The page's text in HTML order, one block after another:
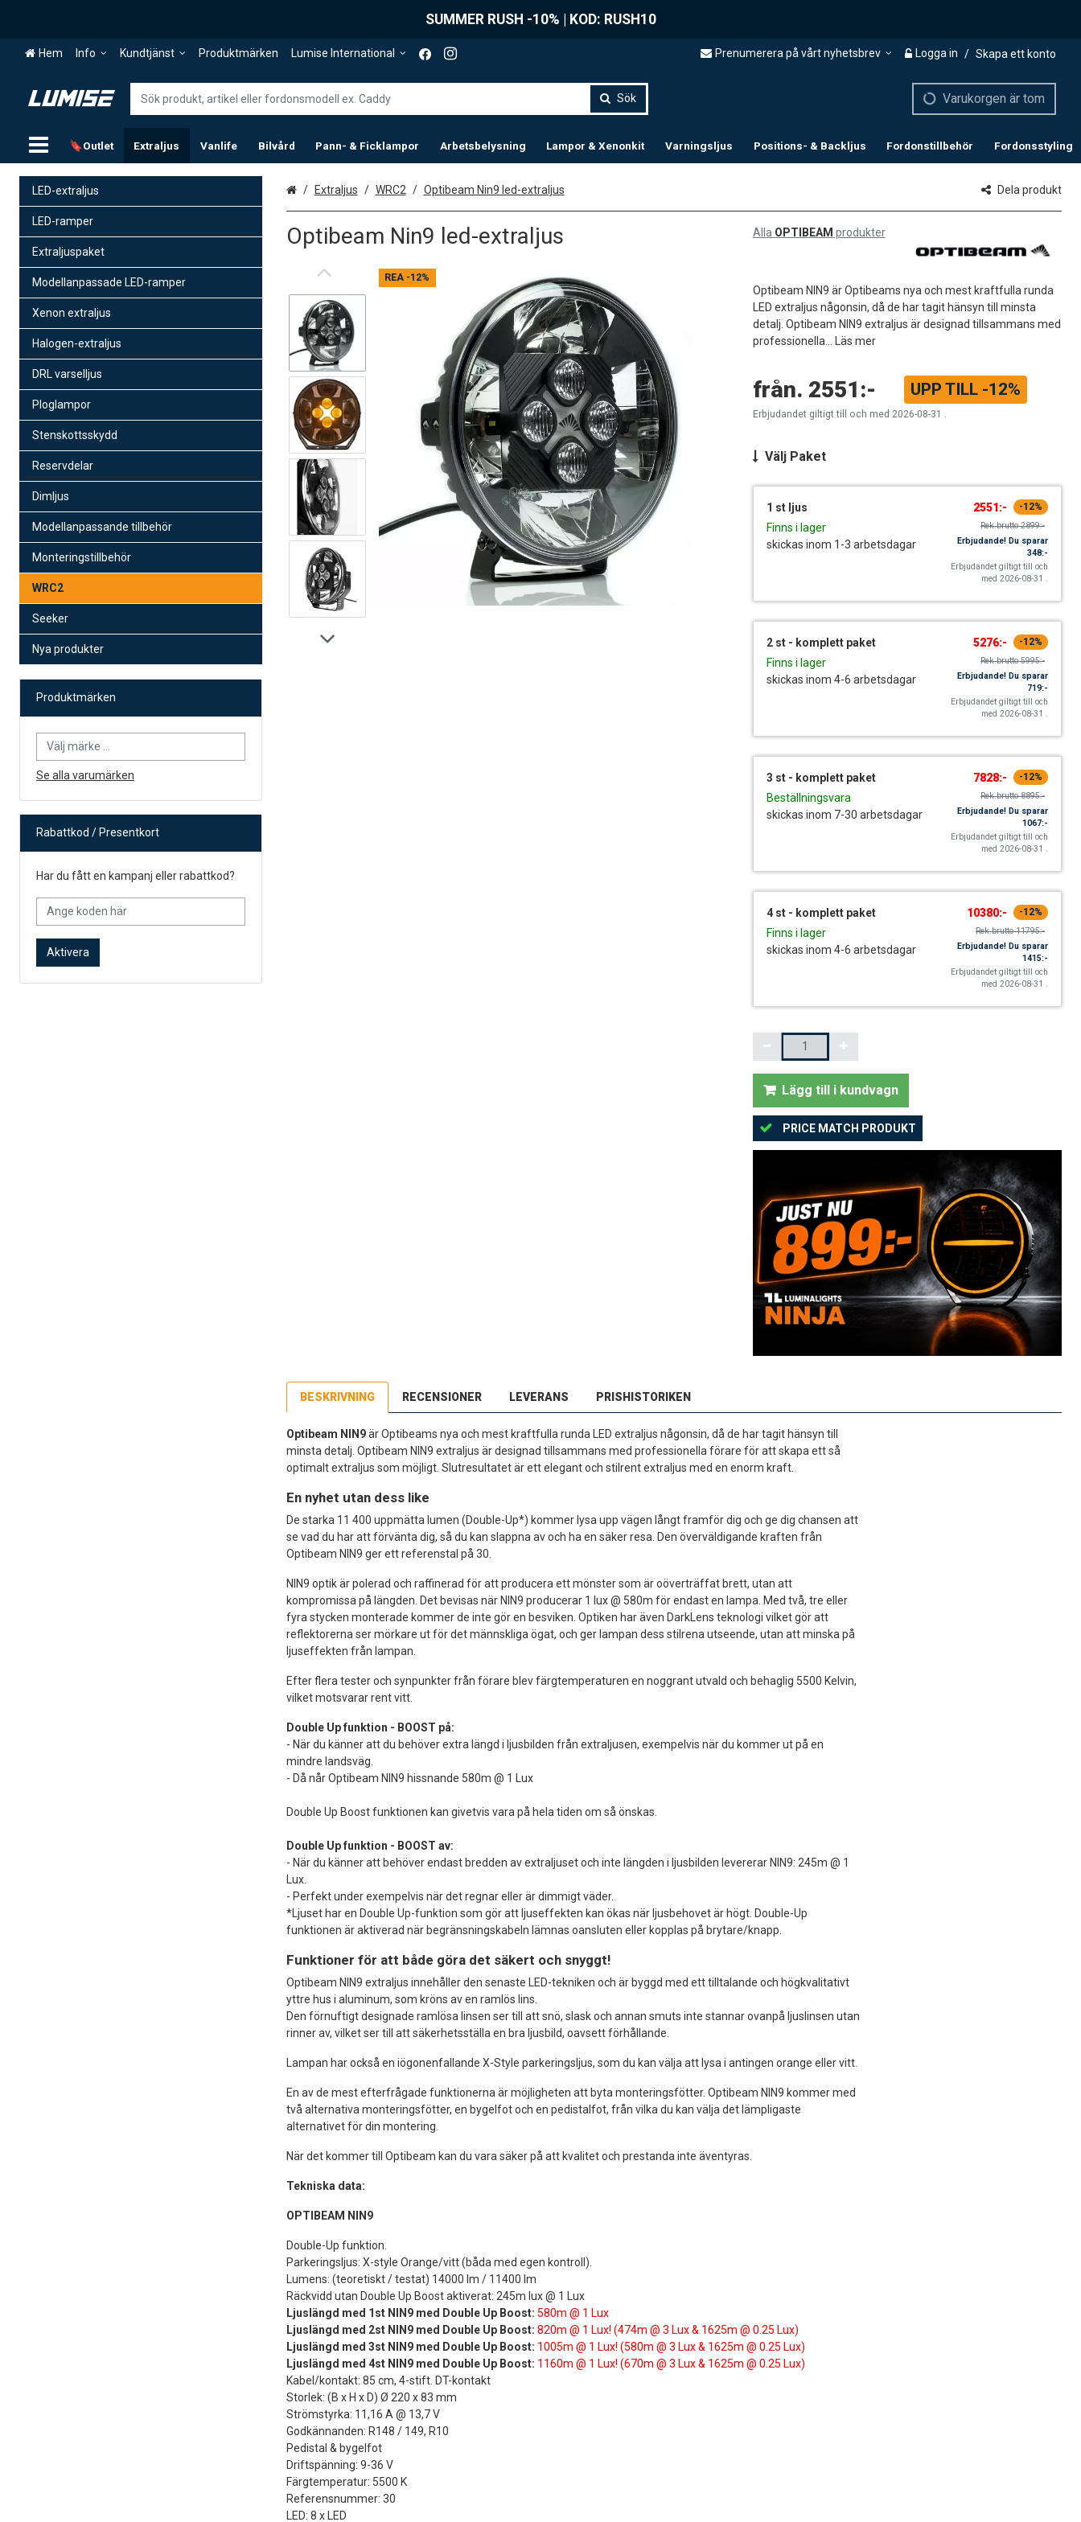
SUMMER RUSH -10% | KOD: RUSH10
Hem Info Kundtjänst Produktmärken Lumise International Prenumerera på vårt nyhetsbrev Logga in / Skapa ett konto
Sök Varukorgen är tom
🔖Outlet Extraljus Vanlife Bilvård Pann- & Ficklampor Arbetsbelysning Lampor & Xenonkit Varningsljus Positions- & Backljus Fordonstillbehör Fordonsstyling
LED-extraljus
LED-ramper
Extraljuspaket
Modellanpassade LED-ramper
Xenon extraljus
Halogen-extraljus
DRL varselljus
Ploglampor
Stenskottsskydd
Reservdelar
Dimljus
Modellanpassande tillbehör
Monteringstillbehör
WRC2
Seeker
Nya produkter
Produktmärken
Se alla varumärken
Rabattkod / Presentkort
Har du fått en kampanj eller rabattkod?
Aktivera
Dela produkt
HemExtraljus WRC2 Optibeam Nin9 led-extraljus
Optibeam Nin9 led-extraljus
REA -12%
Alla OPTIBEAM produkter
Optibeam NIN9 är Optibeams nya och mest kraftfulla runda
LED extraljus någonsin, då de har tagit hänsyn till minsta
detalj. Optibeam NIN9 extraljus är designad tillsammans med
professionella... Läs mer
UPP TILL -12%
Erbjudandet giltigt till och med 2026-08-31 .
Välj Paket
2551:- -12%
Rek.brutto 2899:-
Erbjudande! Du sparar
348:-
Erbjudandet giltigt till och
med 2026-08-31 .
1 st ljus
Finns i lager
skickas inom 1-3 arbetsdagar
5276:- -12%
Rek.brutto 5995:-
Erbjudande! Du sparar
719:-
Erbjudandet giltigt till och
med 2026-08-31 .
2 st - komplett paket
Finns i lager
skickas inom 4-6 arbetsdagar
7828:- -12%
Rek.brutto 8895:-
Erbjudande! Du sparar
1067:-
Erbjudandet giltigt till och
med 2026-08-31 .
3 st - komplett paket
Beställningsvara
skickas inom 7-30 arbetsdagar
10380:- -12%
Rek.brutto 11795:-
Erbjudande! Du sparar
1415:-
Erbjudandet giltigt till och
med 2026-08-31 .
4 st - komplett paket
Finns i lager
skickas inom 4-6 arbetsdagar
Mängd
Lägg till i kundvagn
PRICE MATCH PRODUKT
BESKRIVNING RECENSIONER LEVERANS PRISHISTORIKEN
Optibeam NIN9är Optibeams nya och mest kraftfulla runda LED extraljus någonsin, då de har tagit hänsyn till
minsta detalj. Optibeam NIN9 extraljus är designad tillsammans med professionella förare för att skapa ett så
optimalt extraljus som möjligt. Slutresultatet är ett elegant och stilrent extraljus med en enorm kraft.
En nyhet utan dess like
De starka 11 400 uppmätta lumen (Double-Up*) kommer lysa upp vägen långt framför dig och ge dig chansen att
se vad du har att förvänta dig, så du kan slappna av och ha en säker resa. Den överväldigande kraften från
Optibeam NIN9 ger ett referenstal på 30.
NIN9 optik är polerad och raffinerad för att producera ett mönster som är oöverträffat brett, utan att
kompromissa på längden. Det bevisas när NIN9 producerar 1 lux @ 580m för endast en lampa. Med två, tre eller
fyra stycken monterade kommer de inte gör en besviken. Optiken har även DarkLens teknologi vilket gör att
reflektorerna ser mörkare ut för det männskliga ögat, och ger lampan dess stilrena utseende, utan att minska på
ljuseffekten från lampan.
Efter flera tester och synpunkter från förare blev färgtemperaturen en noggrant utvald och behaglig 5500 Kelvin,
vilket motsvarar rent vitt.
Double Up funktion - BOOST på:
- När du känner att du behöver extra längd i ljusbilden från extraljusen, exempelvis när du kommer ut på en
mindre landsväg.
- Då når Optibeam NIN9 hissnande 580m @ 1 Lux
Double Up Boost funktionen kan givetvis vara på hela tiden om så önskas.
Double Up funktion - BOOST av:
- När du känner att behöver endast bredden av extraljuset och inte längden i ljusbilden levererar NIN9: 245m @ 1
Lux.
- Perfekt under exempelvis när det regnar eller är dimmigt väder.
*Ljuset har en Double Up-funktion som gör att ljuseffekten kan ökas när ljusbehovet är högt. Double-Up
funktionen är aktiverad när begränsningskabeln lämnas oansluten eller kopplas på brytare/knapp.
Funktioner för att både göra det säkert och snyggt!
Optibeam NIN9 extraljus innehåller den senaste LED-tekniken och är byggd med ett tilltalande och högkvalitativt
yttre hus i aluminum, som kröns av en ramlös lins.
Den förnuftigt designade ramlösa linsen ser till att snö, slask och annan smuts inte stannar ovanpå ljuslinsen utan
rinner av, vilket ser till att säkerhetsställa en bra ljusbild, oavsett förhållande.
Lampan har också en iögonenfallande X-Style parkeringsljus, som du kan välja att lysa i antingen orange eller vitt.
En av de mest efterfrågade funktionerna är möjligheten att byta monteringsfötter. Optibeam NIN9 kommer med
två alternativa monteringsfötter, en bygelfot och en pedistalfot, från vilka du kan välja det lämpligaste
alternativet för din montering.
När det kommer till Optibeam kan du vara säker på att kvalitet och prestanda inte äventyras.
Tekniska data:
OPTIBEAM NIN9
Double-Up funktion.
Parkeringsljus: X-style Orange/vitt (båda med egen kontroll).
Lumens: (teoretiskt / testat) 14000 lm / 11400 lm
Räckvidd utan Double Up Boost aktiverat: 245m lux @ 1 Lux
Ljuslängd med 1st NIN9 med Double Up Boost: 580m @ 1 Lux
Ljuslängd med 2st NIN9 med Double Up Boost: 820m @ 1 Lux! (474m @ 3 Lux & 1625m @ 0.25 Lux)
Ljuslängd med 3st NIN9 med Double Up Boost: 1005m @ 1 Lux! (580m @ 3 Lux & 1625m @ 0.25 Lux)
Ljuslängd med 4st NIN9 med Double Up Boost: 1160m @ 1 Lux! (670m @ 3 Lux & 1625m @ 0.25 Lux)
Kabel/kontakt: 85 cm, 4-stift. DT-kontakt
Storlek: (B x H x D) Ø 220 x 83 mm
Strömstyrka: 11,16 A @ 13,7 V
Godkännanden: R148 / 149, R10
Pedistal & bygelfot
Driftspänning: 9-36 V
Färgtemperatur: 5500 K
Referensnummer: 30
LED: 8 x LED